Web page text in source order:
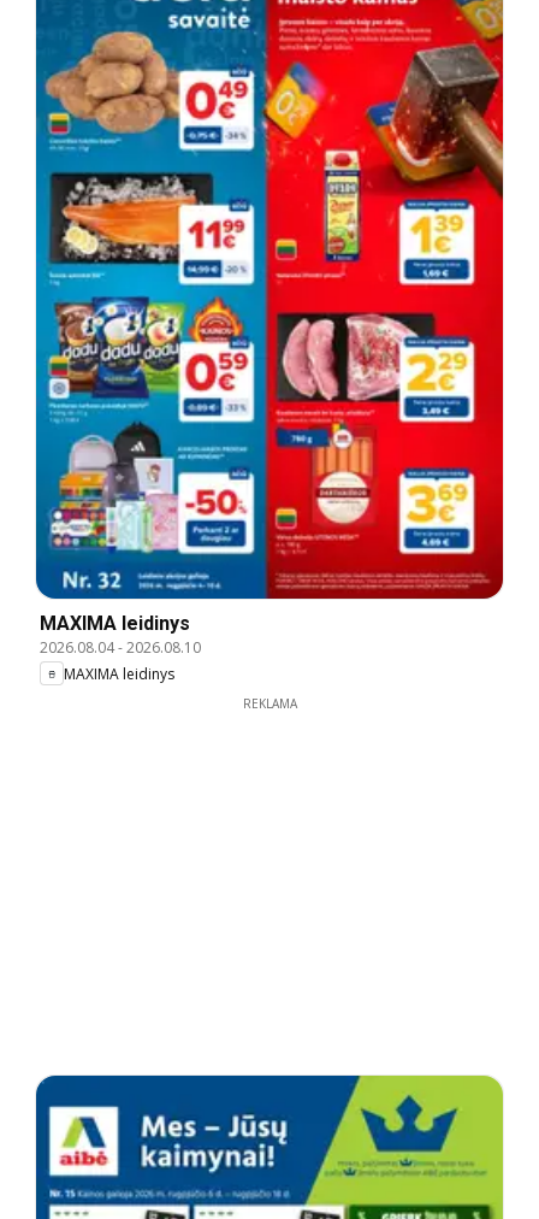
MAXIMA leidinys
2026.08.04-2026.08.10
MAXIMA leidinys
REKLAMA